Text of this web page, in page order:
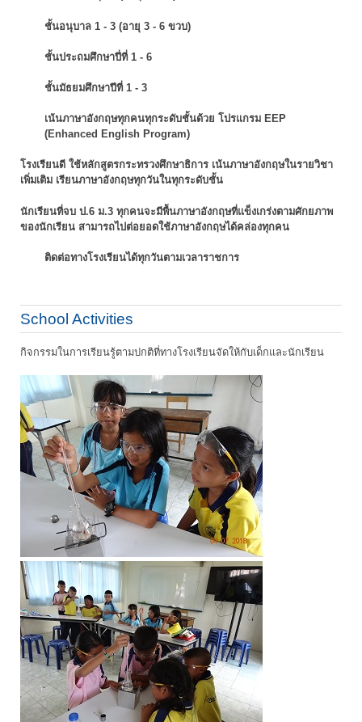
ชั้นอนุบาล 1 - 3 (อายุ 3 - 6 ขวบ)
ชั้นประถมศึกษาปี่ที่ 1 - 6
ชั้นมัธยมศึกษาปีที่ 1 - 3
เน้นภาษาอังกฤษทุกคนทุกระดับชั้นด้วย โปรแกรม EEP
(Enhanced English Program)
โรงเรียนดี ใช้หลักสูตรกระทรวงศึกษาธิการ เน้นภาษาอังกฤษในรายวิชา
เพิ่มเติม เรียนภาษาอังกฤษทุกวันในทุกระดับชั้น
นักเรียนที่จบ ป.6 ม.3 ทุกคนจะมีพื้นภาษาอังกฤษที่แข็งเกร่งตามศักยภาพ
ของนักเรียน สามารถไปต่อยอดใช้ภาษาอังกฤษได้คล่องทุกคน
ติดต่อทางโรงเรียนได้ทุกวันตามเวลาราชการ
School Activities
กิจกรรมในการเรียนรู้ตามปกติที่ทางโรงเรียนจัดให้กับเด็กและนักเรียน